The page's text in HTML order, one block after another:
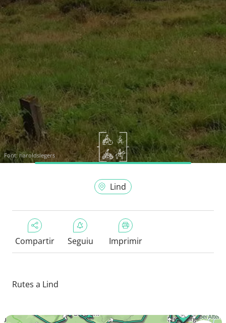
Font:haroldslegers
Lind
Compartir Seguiu Imprimir
Rutes a Lind